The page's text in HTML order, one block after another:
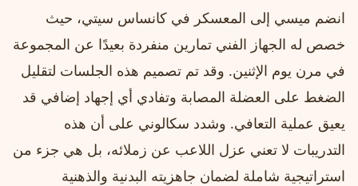
انضم ميسي إلى المعسكر في كانساس سيتي، حيث
خصص له الجهاز الفني تمارين منفردة بعيدًا عن المجموعة
في مرن يوم الإثنين. وقد تم تصميم هذه الجلسات لتقليل
الضغط على العضلة المصابة وتفادي أي إجهاد إضافي قد
يعيق عملية التعافي. وشدد سكالوني على أن هذه
التدريبات لا تعني عزل اللاعب عن زملائه، بل هي جزء من
استراتيجية شاملة لضمان جاهزيته البدنية والذهنية